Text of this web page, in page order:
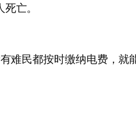
亡。
难民都按时缴纳电费，就